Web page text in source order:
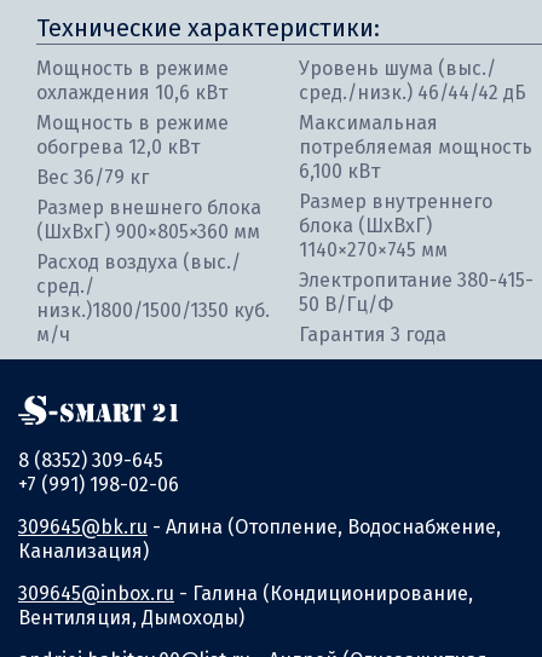
Технические характеристики:
Мощность в режиме
охлаждения 10,6 кВт
Мощность в режиме
обогрева 12,0 кВт
Вес 36/79 кг
Размер внешнего блока
(ШхВхГ) 900×805×360 мм
Расход воздуха (выс./
сред./
низк.)1800/1500/1350 куб.
м/ч
Уровень шума (выс./
сред./низк.) 46/44/42 дБ
Максимальная
потребляемая мощность
6,100 кВт
Размер внутреннего
блока (ШхВхГ)
1140×270×745 мм
Электропитание 380-415-
50 В/Гц/Ф
Гарантия 3 года
8 (8352) 309-645
+7 (991) 198-02-06
309645@bk.ru - Алина (Отопление, Водоснабжение,
Канализация)
309645@inbox.ru - Галина (Кондиционирование,
Вентиляция, Дымоходы)